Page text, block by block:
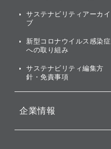
株主・投資家情報（IR）に
ガバナンス
投資先のサステナビリティ
サステナビリティアーカイ
ブ
新型コロナウイルス感染症
への取り組み
サステナビリティ編集方
針・免責事項
企業情報